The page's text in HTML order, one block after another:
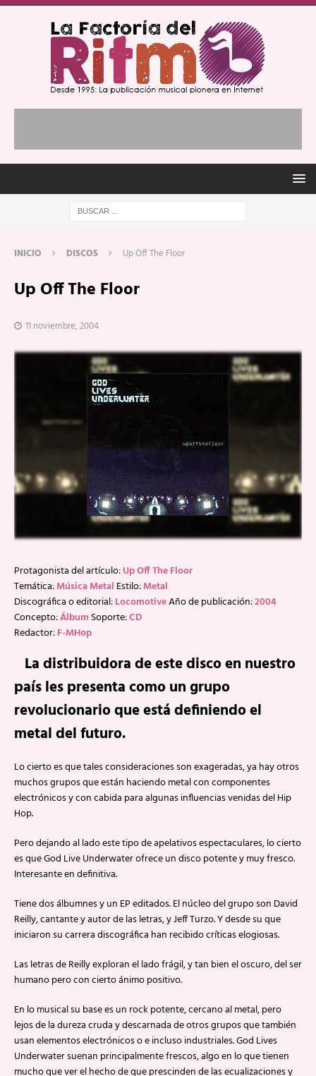
INICIO DISCOS Up Off The Floor
Up Off The Floor
11 noviembre, 2004
Protagonista del artículo:Up Off The Floor
Temática:Música Metal Estilo:Metal
Discográfica o editorial:LocomotiveAño de publicación:2004
Concepto:Álbum Soporte:CD
Redactor:F-MHop
La distribuidora de este disco en nuestro
país les presenta como un grupo
revolucionario que está definiendo el
metal del futuro.
Lo cierto es que tales consideraciones son exageradas, ya hay otros
muchos grupos que están haciendo metal con componentes
electrónicos y con cabida para algunas influencias venidas del Hip
Hop.
Pero dejando al lado este tipo de apelativos espectaculares, lo cierto
es que God Live Underwater ofrece un disco potente y muy fresco.
Interesante en definitiva.
Tiene dos álbumnes y un EP editados. El núcleo del grupo son David
Reilly, cantante y autor de las letras, y Jeff Turzo. Y desde su que
iniciaron su carrera discográfica han recibido críticas elogiosas.
Las letras de Reilly exploran el lado frágil, y tan bien el oscuro, del ser
humano pero con cierto ánimo positivo.
En lo musical su base es un rock potente, cercano al metal, pero
lejos de la dureza cruda y descarnada de otros grupos que también
usan elementos electrónicos o e incluso industriales. God Lives
Underwater suenan principalmente frescos, algo en lo que tienen
mucho que ver el hecho de que prescinden de las ecualizaciones y